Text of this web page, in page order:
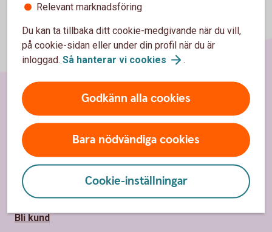
Relevant marknadsföring
Du kan ta tillbaka ditt cookie-medgivande när du vill,
på cookie-sidan eller under din profil när du är
inloggad. Så hanterar vi cookies .
Godkänn alla cookies
Bara nödvändiga cookies
Cookie-inställningar
Sidfot
Hitta snabbt
Kontakt
Spärrhjälp
Hitta bankkontor
Bli kund